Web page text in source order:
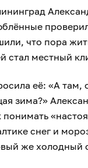
что пора
стал местный
её: «А там,
зима?»
понимать
снег и
же холодный